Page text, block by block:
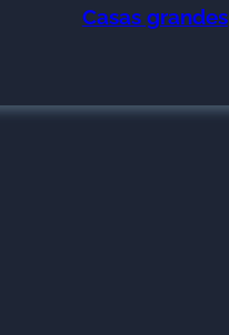
Casas grandes